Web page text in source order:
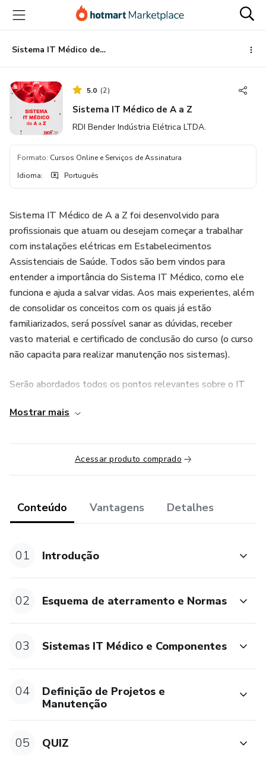
para
conteúdo
principal
para
pagamento
para
rodapé
Sistema IT Médico de A a Z
5.0 (2)
Sistema IT Médico de A a Z
RDI Bender Indústria Elétrica LTDA.
Formato: Cursos Online e Serviços de Assinatura
Idioma: Português
Sistema IT Médico de A a Z foi desenvolvido para
profissionais que atuam ou desejam começar a trabalhar
com instalações elétricas em Estabelecimentos
Assistenciais de Saúde. Todos são bem vindos para
entender a importância do Sistema IT Médico, como ele
funciona e ajuda a salvar vidas. Aos mais experientes, além
de consolidar os conceitos com os quais já estão
familiarizados, será possível sanar as dúvidas, receber
vasto material e certificado de conclusão do curso (o curso
não capacita para realizar manutenção nos sistemas).
Serão abordados todos os pontos relevantes sobre o IT
de sistemas, e a importância da realização de manutenção
manutenção.
Para cada turma aberta será criado um grupo no Telegram
sua inscrição e que o curso seja muito proveitoso para a sua
carreira!
Professores: Eng. Felipe Marin Gomes e João Paulo
Mostrar mais
Acessar produto comprado
Conteúdo Vantagens Detalhes
01 Introdução
02 Esquema de aterramento e Normas
03 Sistemas IT Médico e Componentes
04
Definição de Projetos e
Manutenção
05 QUIZ